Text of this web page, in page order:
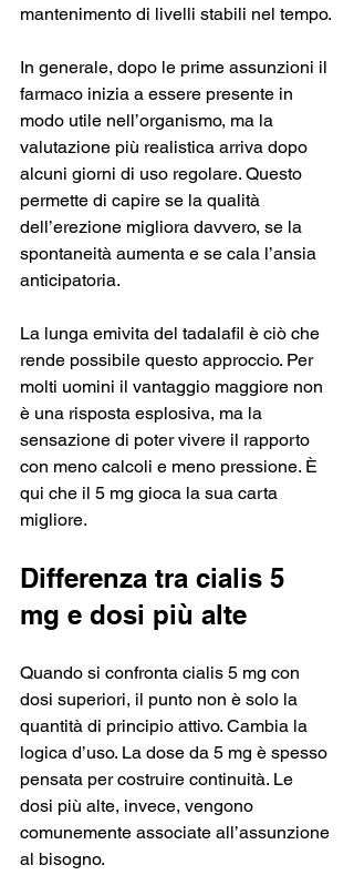
mantenimento di livelli stabili nel tempo.
In generale, dopo le prime assunzioni il
farmaco inizia a essere presente in
modo utile nell’organismo, ma la
valutazione più realistica arriva dopo
alcuni giorni di uso regolare. Questo
permette di capire se la qualità
dell’erezione migliora davvero, se la
spontaneità aumenta e se cala l’ansia
anticipatoria.
La lunga emivita del tadalafil è ciò che
rende possibile questo approccio. Per
molti uomini il vantaggio maggiore non
è una risposta esplosiva, ma la
sensazione di poter vivere il rapporto
con meno calcoli e meno pressione. È
qui che il 5 mg gioca la sua carta
migliore.
Differenza tra cialis 5
mg e dosi più alte
Quando si confronta cialis 5 mg con
dosi superiori, il punto non è solo la
quantità di principio attivo. Cambia la
logica d’uso. La dose da 5 mg è spesso
pensata per costruire continuità. Le
dosi più alte, invece, vengono
comunemente associate all’assunzione
al bisogno.